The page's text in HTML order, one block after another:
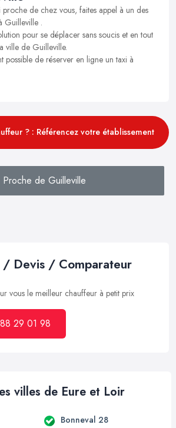
de chez vous, faites appel à un des
Guilleville .
pour se déplacer sans soucis et en tout
ville de Guilleville.
possible de réserver en ligne un taxi à
? : Référencez votre établissement
Proche de Guilleville
/ Devis / Comparateur
vous le meilleur chauffeur à petit prix
29 01 98
villes de Eure et Loir
Bonneval 28